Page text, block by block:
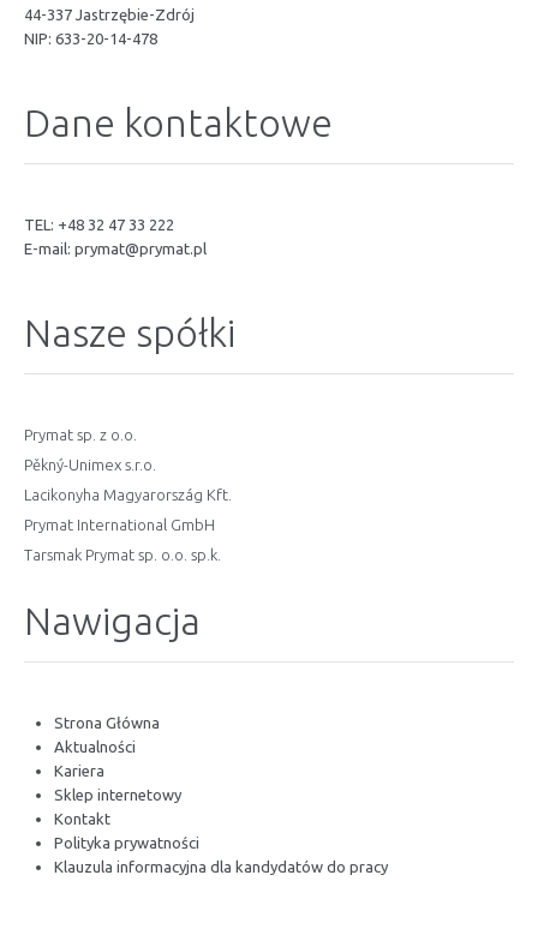
44-337 Jastrzębie-Zdrój
NIP: 633-20-14-478
Dane kontaktowe
TEL: +48 32 47 33 222
E-mail: prymat@prymat.pl
Nasze spółki
Prymat sp. z o.o.
Pěkný-Unimex s.r.o.
Lacikonyha Magyarország Kft.
Prymat International GmbH
Tarsmak Prymat sp. o.o. sp.k.
Nawigacja
Strona Główna
Aktualności
Kariera
Sklep internetowy
Kontakt
Polityka prywatności
Klauzula informacyjna dla kandydatów do pracy